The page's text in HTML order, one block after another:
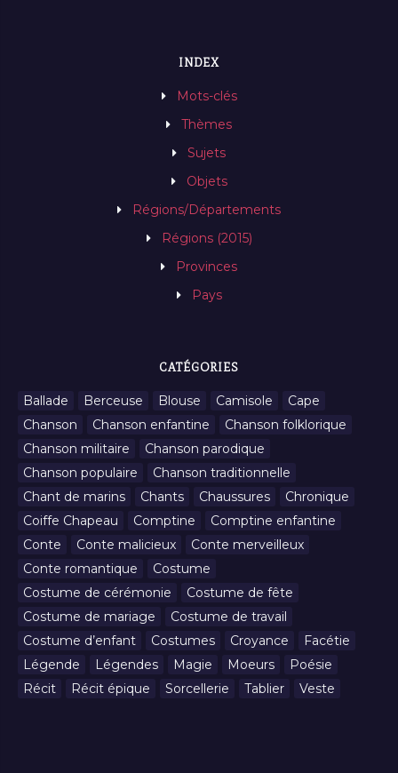
INDEX
Mots-clés
Thèmes
Sujets
Objets
Régions/Départements
Régions (2015)
Provinces
Pays
CATÉGORIES
Ballade Berceuse Blouse Camisole
Cape
Chanson
Chanson enfantine
Chanson folklorique
Chanson militaire
Chanson parodique
Chanson populaire
Chanson traditionnelle
Chant de marins
Chants Chaussures
Chronique
Coiffe Chapeau
Comptine
Comptine enfantine
Conte
Conte malicieux
Conte merveilleux
Conte romantique
Costume
Costume de cérémonie
Costume de fête
Costume de mariage
Costume de travail
Costume d’enfant
Costumes Croyance
Facétie
Légende
Légendes Magie Moeurs
Poésie
Récit
Récit épique Sorcellerie Tablier Veste